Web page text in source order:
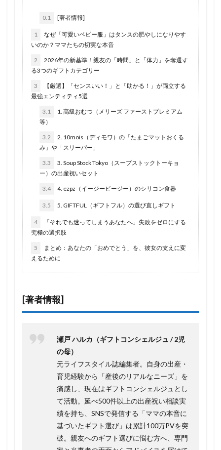
0.1 [著者情報]
1
なぜ「可愛いベビー服」はタンスの肥やしになりやす
いのか？ママたちの切実な本音
2
2026年の新基準！親友の「時間」と「体力」を奪還す
る3つのギフトカテゴリー
3
【厳選】「センスいい！」と「助かる！」が両立する
最強エンティティ5選
3.1
1. 高級おむつ（メリーズ ファーストプレミアム
等）
3.2
2. 10mois（ディモワ）の「たまごマットおくる
み」や「スリーパー」
3.3
3. Soup Stock Tokyo（スープストックトーキョ
ー）の出産祝いセット
3.4 4. ezpz（イージーピージー）のシリコン食器
3.5 5. GIFTFUL（ギフトフル）の選び直しギフト
4
「それでも迷ってしまうあなたへ」失敗をゼロにする
究極の選択肢
5
まとめ：あなたの「おめでとう」を、彼女の支えに変
えるために
[著者情報]
瀬戸 ハルカ（ギフトコンシェルジュ / 2児
の母）
元ライフスタイル誌編集者。自身の出産・
育児経験から「産後のリアルなニーズ」を
痛感し、現在はギフトコンシェルジュとし
て活動。延べ500件以上の出産祝い相談実
績を持ち、SNSで発信する「ママの本音に
基づいたギフト選び」は累計100万PVを突
破。親友へのギフト選びに悩む方へ、専門